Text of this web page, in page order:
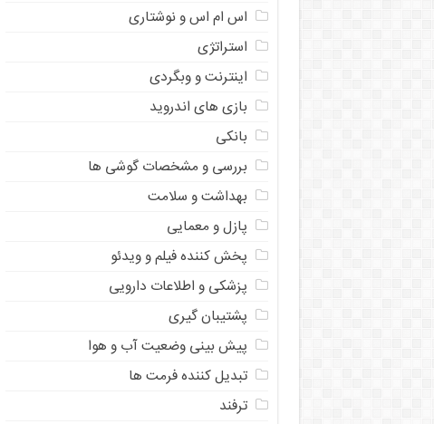
اس ام اس و نوشتاری
استراتژی
اینترنت و وبگردی
بازی های اندروید
بانکی
بررسی و مشخصات گوشی ها
بهداشت و سلامت
پازل و معمایی
پخش کننده فیلم و ویدئو
پزشکی و اطلاعات دارویی
پشتیبان گیری
پیش بینی وضعیت آب و هوا
تبدیل کننده فرمت ها
ترفند